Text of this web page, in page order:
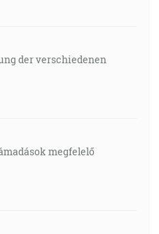
der verschiedenen
megfelelő